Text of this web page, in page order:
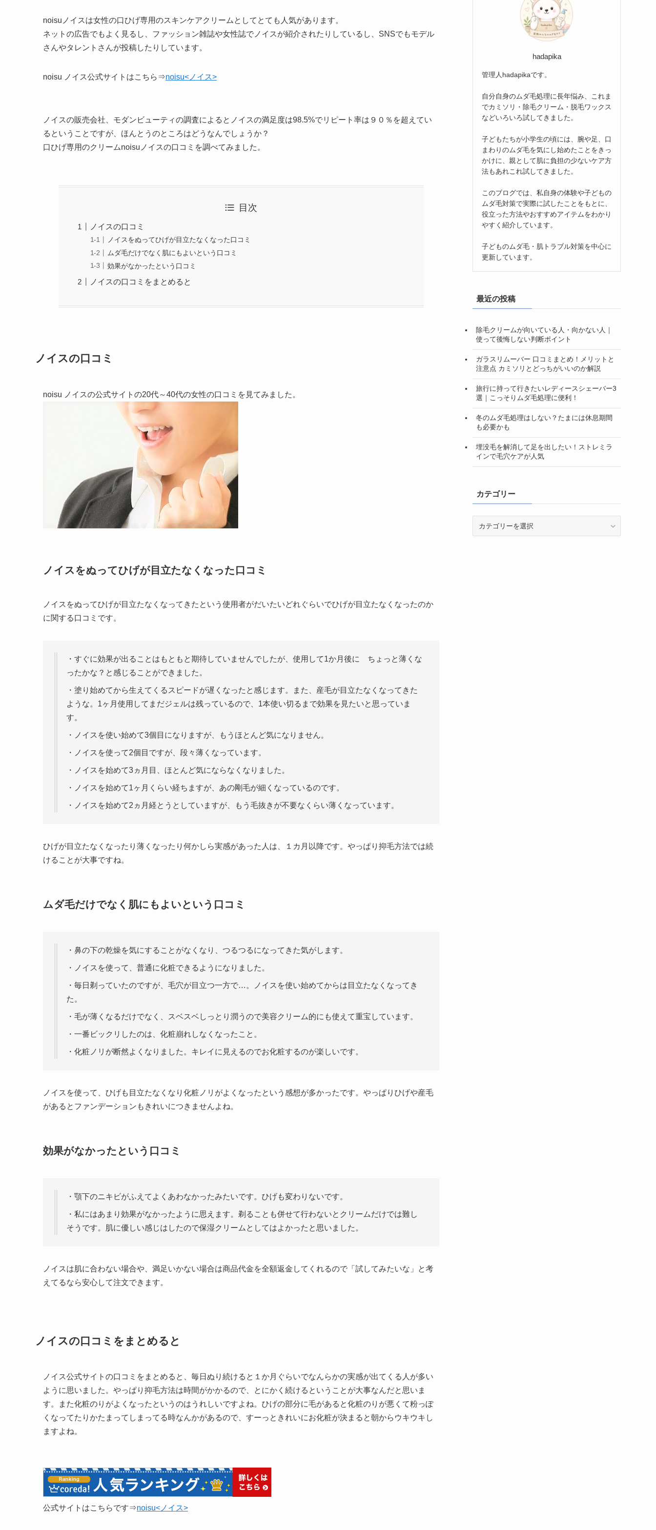
noisuノイスは女性の口ひげ専用のスキンケアクリームとしてとても人気があります。
ネットの広告でもよく見るし、ファッション雑誌や女性誌でノイスが紹介されたりしているし、SNSでもモデル
さんやタレントさんが投稿したりしています。
noisu ノイス公式サイトはこちら⇒noisu<ノイス>
ノイスの販売会社、モダンビューティの調査によるとノイスの満足度は98.5%でリピート率は９０％を超えてい
るということですが、ほんとうのところはどうなんでしょうか？
口ひげ専用のクリームnoisuノイスの口コミを調べてみました。
目次
ノイスの口コミ
ノイスをぬってひげが目立たなくなった口コミ
ムダ毛だけでなく肌にもよいという口コミ
効果がなかったという口コミ
ノイスの口コミをまとめると
ノイスの口コミ
noisu ノイスの公式サイトの20代～40代の女性の口コミを見てみました。
ノイスをぬってひげが目立たなくなった口コミ
ノイスをぬってひげが目立たなくなってきたという使用者がだいたいどれぐらいでひげが目立たなくなったのか
に関する口コミです。
・すぐに効果が出ることはもともと期待していませんでしたが、使用して1か月後に ちょっと薄くな
ったかな？と感じることができました。
・塗り始めてから生えてくるスピードが遅くなったと感じます。また、産毛が目立たなくなってきた
ような。1ヶ月使用してまだジェルは残っているので、1本使い切るまで効果を見たいと思っていま
す。
・ノイスを使い始めて3個目になりますが、もうほとんど気になりません。
・ノイスを使って2個目ですが、段々薄くなっています。
・ノイスを始めて3ヵ月目、ほとんど気にならなくなりました。
・ノイスを始めて1ヶ月くらい経ちますが、あの剛毛が細くなっているのです。
・ノイスを始めて2ヵ月経とうとしていますが、もう毛抜きが不要なくらい薄くなっています。
ひげが目立たなくなったり薄くなったり何かしら実感があった人は、１カ月以降です。やっぱり抑毛方法では続
けることが大事ですね。
ムダ毛だけでなく肌にもよいという口コミ
・鼻の下の乾燥を気にすることがなくなり、つるつるになってきた気がします。
・ノイスを使って、普通に化粧できるようになりました。
・毎日剃っていたのですが、毛穴が目立つ一方で…。ノイスを使い始めてからは目立たなくなってき
た。
・毛が薄くなるだけでなく、スベスベしっとり潤うので美容クリーム的にも使えて重宝しています。
・一番ビックリしたのは、化粧崩れしなくなったこと。
・化粧ノリが断然よくなりました。キレイに見えるのでお化粧するのが楽しいです。
ノイスを使って、ひげも目立たなくなり化粧ノリがよくなったという感想が多かったです。やっぱりひげや産毛
があるとファンデーションもきれいにつきませんよね。
効果がなかったという口コミ
・顎下のニキビがふえてよくあわなかったみたいです。ひげも変わりないです。
・私にはあまり効果がなかったように思えます。剃ることも併せて行わないとクリームだけでは難し
そうです。肌に優しい感じはしたので保湿クリームとしてはよかったと思いました。
ノイスは肌に合わない場合や、満足いかない場合は商品代金を全額返金してくれるので「試してみたいな」と考
えてるなら安心して注文できます。
ノイスの口コミをまとめると
ノイス公式サイトの口コミをまとめると、毎日ぬり続けると１か月ぐらいでなんらかの実感が出てくる人が多い
ように思いました。やっぱり抑毛方法は時間がかかるので、とにかく続けるということが大事なんだと思いま
す。また化粧のりがよくなったというのはうれしいですよね。ひげの部分に毛があると化粧のりが悪くて粉っぽ
くなってたりかたまってしまってる時なんかがあるので、すーっときれいにお化粧が決まると朝からウキウキし
ますよね。
公式サイトはこちらです⇒noisu<ノイス>
hadapika
管理人hadapikaです。
自分自身のムダ毛処理に長年悩み、これま
でカミソリ・除毛クリーム・脱毛ワックス
などいろいろ試してきました。
子どもたちが小学生の頃には、腕や足、口
まわりのムダ毛を気にし始めたことをきっ
かけに、親として肌に負担の少ないケア方
法もあれこれ試してきました。
このブログでは、私自身の体験や子どもの
ムダ毛対策で実際に試したことをもとに、
役立った方法やおすすめアイテムをわかり
やすく紹介しています。
子どものムダ毛・肌トラブル対策を中心に
更新しています。
最近の投稿
除毛クリームが向いている人・向かない人｜
使って後悔しない判断ポイント
ガラスリムーバー 口コミまとめ！メリットと
注意点 カミソリとどっちがいいのか解説
旅行に持って行きたいレディースシェーバー3
選｜こっそりムダ毛処理に便利！
冬のムダ毛処理はしない？たまには休息期間
も必要かも
埋没毛を解消して足を出したい！ストレミラ
インで毛穴ケアが人気
カテゴリー